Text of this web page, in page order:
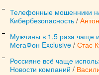
Телефонные мошенники
Кибербезопасность /
Мужчины в 1,5 раза чаще
МегаФон Exclusive / Стас
Россияне всё чаще
Новости компаний /